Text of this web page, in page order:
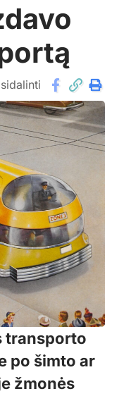
transporto
po šimto ar
žmonės